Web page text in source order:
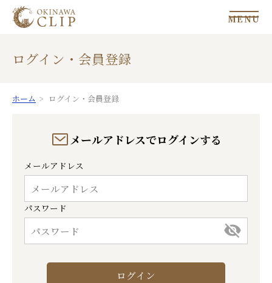
MENU
ログイン・会員登録
ホーム ログイン・会員登録
メールアドレスでログインする
メールアドレス
パスワード